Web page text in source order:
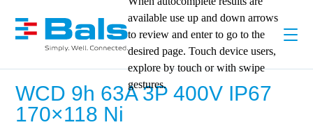
available use up and down arrows
to review and enter to go to the
desired page. Touch device users,
explore by touch or with swipe
gestures.
WCD 9h 63A 3P 400V IP67
170×118 Ni